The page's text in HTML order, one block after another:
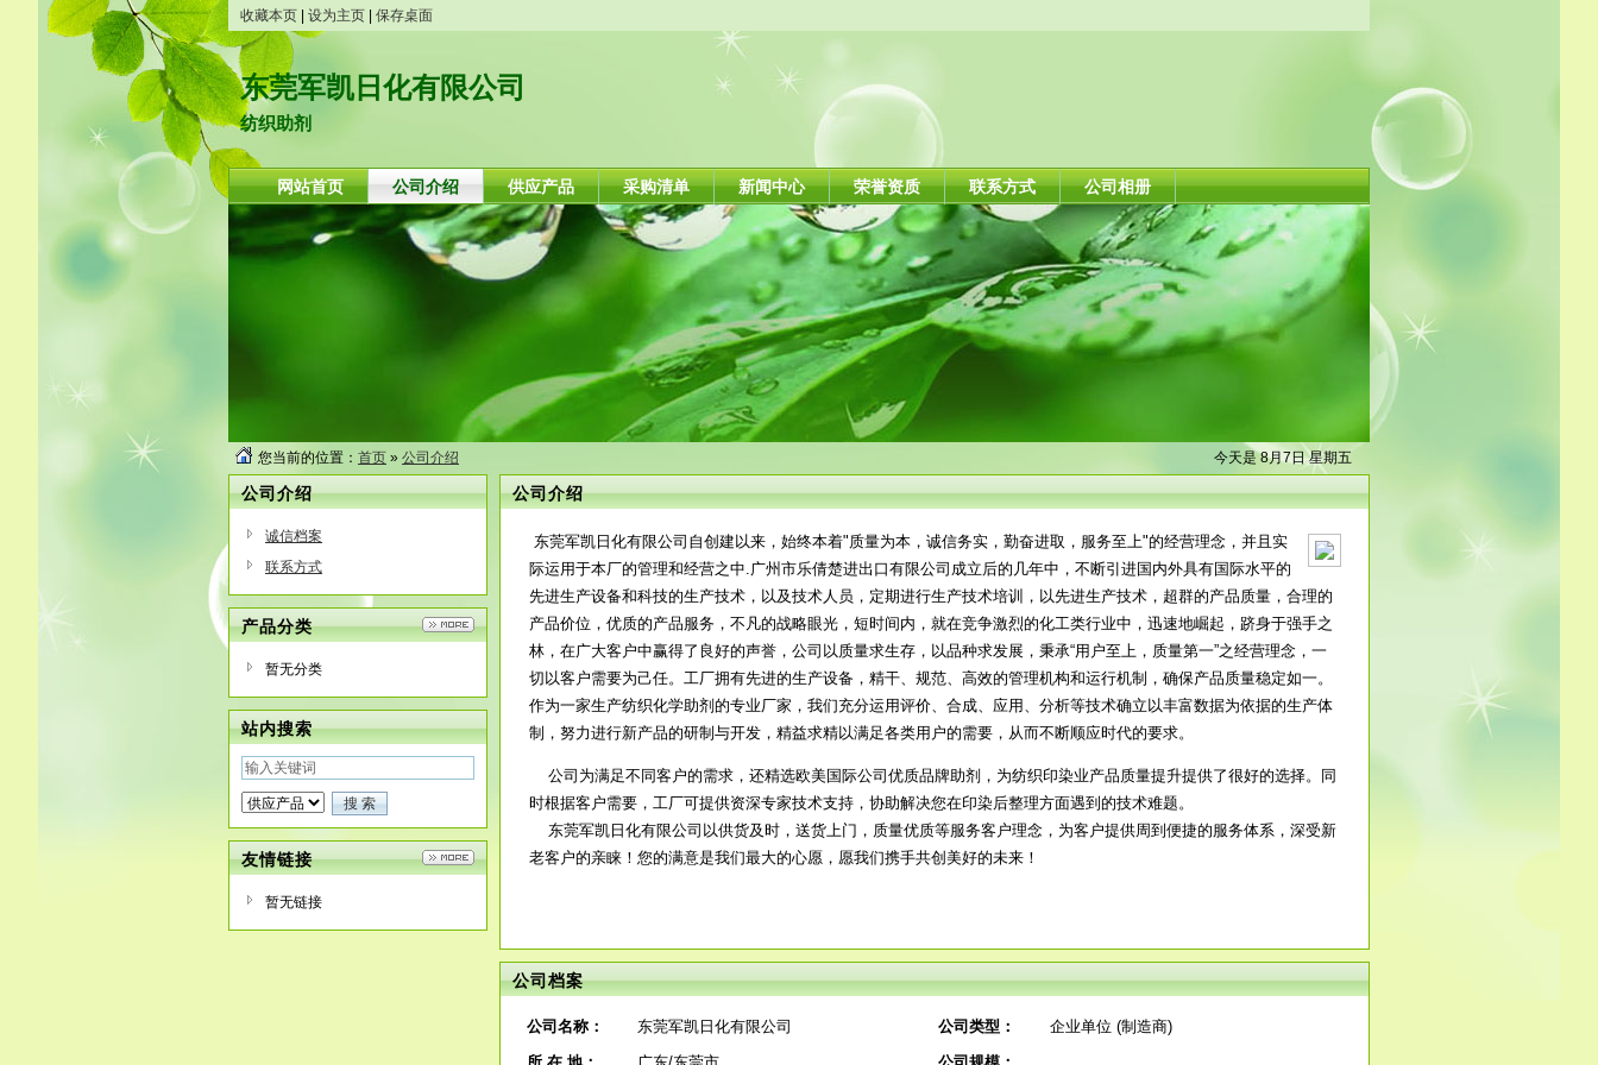
收藏本页 设为主页 保存桌面
东莞军凯日化有限公司
纺织助剂
网站首页 公司介绍 供应产品 采购清单 新闻中心 荣誉资质 联系方式 公司相册
今天是 8月7日 星期五
您当前的位置： 首页 » 公司介绍
公司介绍
诚信档案
联系方式
产品分类
暂无分类
站内搜索
友情链接
暂无链接
公司介绍
东莞军凯日化有限公司自创建以来，始终本着"质量为本，诚信务实，勤奋进取，服务至上"的经营理念，并且实
际运用于本厂的管理和经营之中.广州市乐倩楚进出口有限公司成立后的几年中，不断引进国内外具有国际水平的
先进生产设备和科技的生产技术，以及技术人员，定期进行生产技术培训，以先进生产技术，超群的产品质量，合理的
产品价位，优质的产品服务，不凡的战略眼光，短时间内，就在竞争激烈的化工类行业中，迅速地崛起，跻身于强手之
林，在广大客户中赢得了良好的声誉，公司以质量求生存，以品种求发展，秉承“用户至上，质量第一”之经营理念，一
切以客户需要为己任。工厂拥有先进的生产设备，精干、规范、高效的管理机构和运行机制，确保产品质量稳定如一。
作为一家生产纺织化学助剂的专业厂家，我们充分运用评价、合成、应用、分析等技术确立以丰富数据为依据的生产体
制，努力进行新产品的研制与开发，精益求精以满足各类用户的需要，从而不断顺应时代的要求。
公司为满足不同客户的需求，还精选欧美国际公司优质品牌助剂，为纺织印染业产品质量提升提供了很好的选择。同
时根据客户需要，工厂可提供资深专家技术支持，协助解决您在印染后整理方面遇到的技术难题。
东莞军凯日化有限公司以供货及时，送货上门，质量优质等服务客户理念，为客户提供周到便捷的服务体系，深受新
老客户的亲睐！您的满意是我们最大的心愿，愿我们携手共创美好的未来！
公司档案
公司名称： 东莞军凯日化有限公司 公司类型：
企业单位 (制造商)